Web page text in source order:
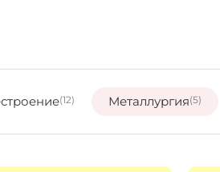
(12) Металлургия(5)